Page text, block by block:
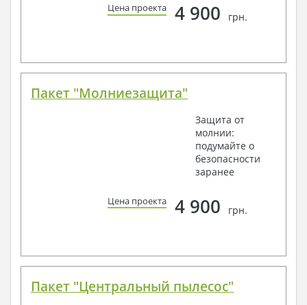
Цена проекта 4 900 грн.
Пакет "Молниезащита"
Защита от
молнии:
подумайте о
безопасности
заранее
Цена проекта 4 900 грн.
Пакет "Центральный пылесос"